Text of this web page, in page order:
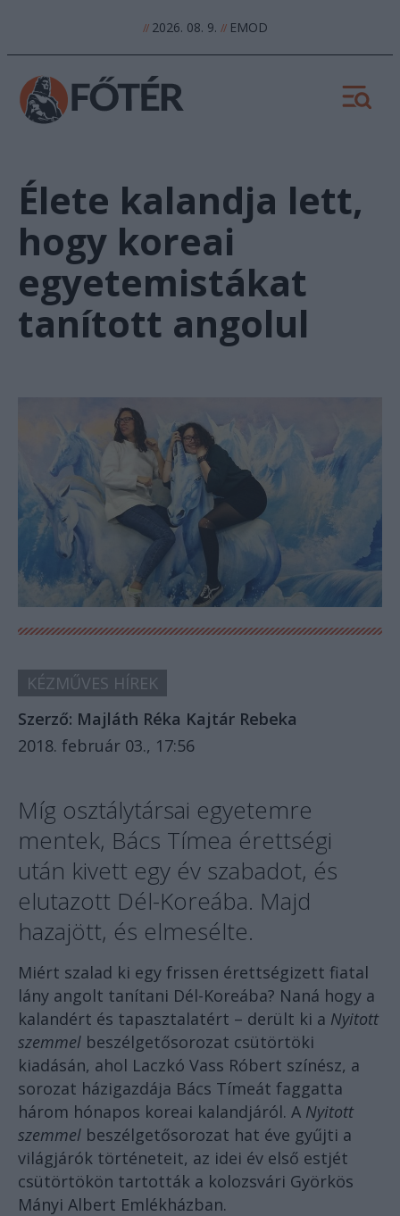
//2026. 08. 9. //EMOD
Élete kalandja lett,
hogy koreai
egyetemistákat
tanított angolul
KÉZMŰVES HÍREK
Szerző: Majláth Réka Kajtár Rebeka
2018. február 03., 17:56
Míg osztálytársai egyetemre
mentek, Bács Tímea érettségi
után kivett egy év szabadot, és
elutazott Dél-Koreába. Majd
hazajött, és elmesélte.
Miért szalad ki egy frissen érettségizett fiatal
lány angolt tanítani Dél-Koreába? Naná hogy a
kalandért és tapasztalatért – derült ki a Nyitott
szemmel beszélgetősorozat csütörtöki
kiadásán, ahol Laczkó Vass Róbert színész, a
sorozat házigazdája Bács Tímeát faggatta
három hónapos koreai kalandjáról. A Nyitott
szemmel beszélgetősorozat hat éve gyűjti a
világjárók történeteit, az idei év első estjét
csütörtökön tartották a kolozsvári Györkös
Mányi Albert Emlékházban.